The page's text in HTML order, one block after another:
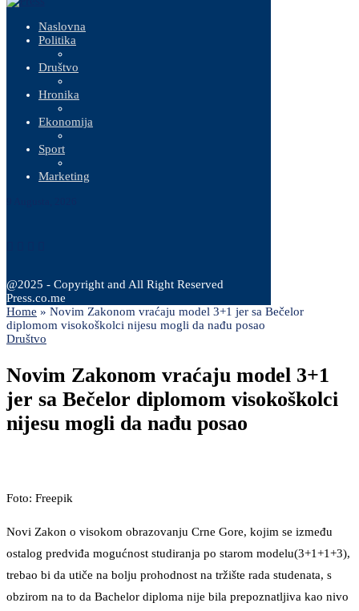
Naslovna
Politika
Društvo
Hronika
Ekonomija
Sport
Marketing
@2025 - Copyright and All Right Reserved
Press.co.me
Home » Novim Zakonom vraćaju model 3+1 jer sa Bečelor
diplomom visokoškolci nijesu mogli da nađu posao
Društvo
Novim Zakonom vraćaju model 3+1
jer sa Bečelor diplomom visokoškolci
nijesu mogli da nađu posao
Foto: Freepik
Novi Zakon o visokom obrazovanju Crne Gore, kojim se između
ostalog predviđa mogućnost studiranja po starom modelu(3+1+1+3),
trebao bi da utiče na bolju prohodnost na tržište rada studenata, s
obzirom na to da Bachelor diploma nije bila prepoznatljiva kao nivo